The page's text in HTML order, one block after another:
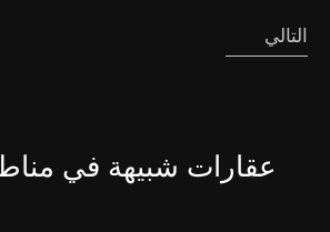
التالي
عقارات شبيهة في